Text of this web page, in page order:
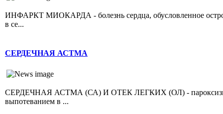
ИНФАРКТ МИОКАРДА - болезнь сердца, обусловленное острой
в се...
СЕРДЕЧНАЯ АСТМА
СЕРДЕЧНАЯ АСТМА (СА) И ОТЕК ЛЕГКИХ (ОЛ) -
выпотеванием в ...